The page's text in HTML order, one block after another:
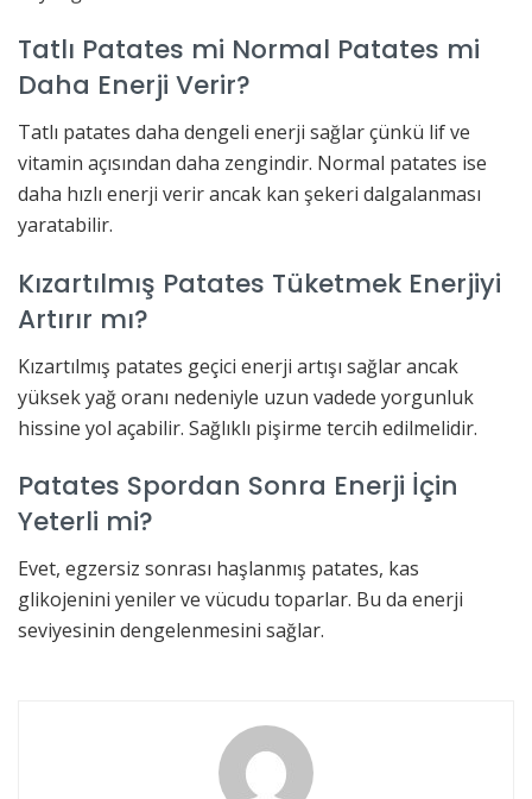
Tatlı Patates mi Normal Patates mi
Daha Enerji Verir?
Tatlı patates daha dengeli enerji sağlar çünkü lif ve
vitamin açısından daha zengindir. Normal patates ise
daha hızlı enerji verir ancak kan şekeri dalgalanması
yaratabilir.
Kızartılmış Patates Tüketmek Enerjiyi
Artırır mı?
Kızartılmış patates geçici enerji artışı sağlar ancak
yüksek yağ oranı nedeniyle uzun vadede yorgunluk
hissine yol açabilir. Sağlıklı pişirme tercih edilmelidir.
Patates Spordan Sonra Enerji İçin
Yeterli mi?
Evet, egzersiz sonrası haşlanmış patates, kas
glikojenini yeniler ve vücudu toparlar. Bu da enerji
seviyesinin dengelenmesini sağlar.